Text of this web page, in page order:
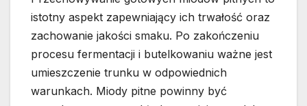
istotny aspekt zapewniający ich trwałość oraz
zachowanie jakości smaku. Po zakończeniu
procesu fermentacji i butelkowaniu ważne jest
umieszczenie trunku w odpowiednich
warunkach. Miody pitne powinny być